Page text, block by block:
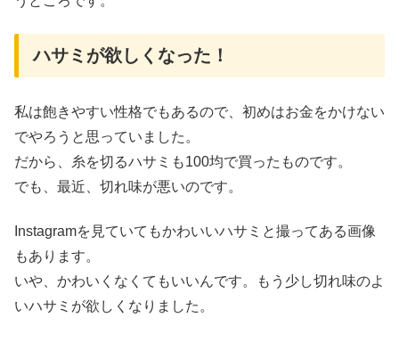
ハサミが欲しくなった！
私は飽きやすい性格でもあるので、初めはお金をかけない
でやろうと思っていました。
だから、糸を切るハサミも100均で買ったものです。
でも、最近、切れ味が悪いのです。
Instagramを見ていてもかわいいハサミと撮ってある画像
もあります。
いや、かわいくなくてもいいんです。もう少し切れ味のよ
いハサミが欲しくなりました。